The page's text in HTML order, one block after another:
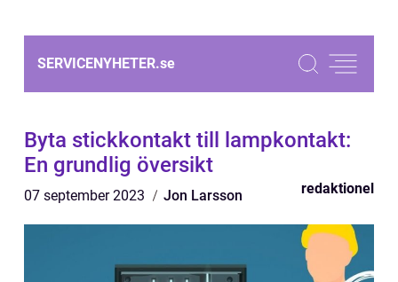
SERVICENYHETER.se
Byta stickkontakt till lampkontakt:
En grundlig översikt
07 september 2023 Jon Larsson redaktionel